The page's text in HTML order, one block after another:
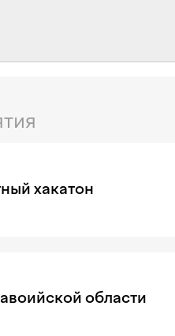
хакатон
области